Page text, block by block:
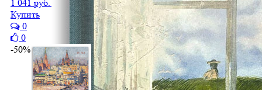
1 041 руб.
521 руб.
Купить
0
0
-50%